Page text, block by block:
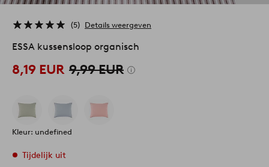
5 Details weergeven
ESSA kussensloop organisch
8,19 EUR 9,99 EUR
Kleur: undefined
Tijdelijk uit